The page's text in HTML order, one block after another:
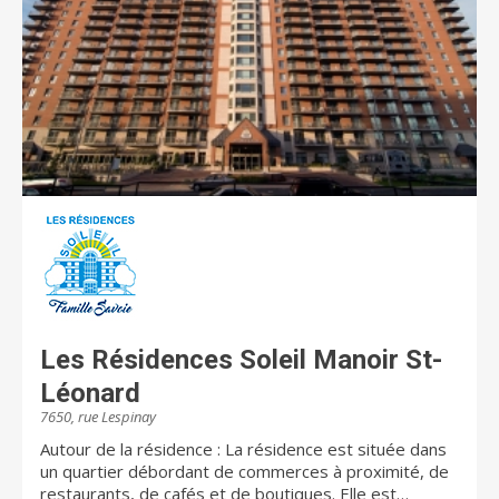
Les Résidences Soleil Manoir St-
Léonard
7650, rue Lespinay
Autour de la résidence : La résidence est située dans
un quartier débordant de commerces à proximité, de
restaurants, de cafés et de boutiques. Elle est